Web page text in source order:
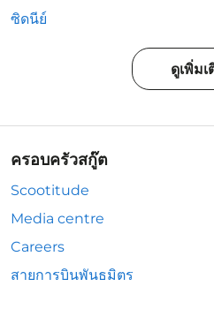
ซิดนีย์
ดูเพิ่มเ
ครอบครัวสกู๊ต
Scootitude
Media centre
Careers
สายการบินพันธมิตร